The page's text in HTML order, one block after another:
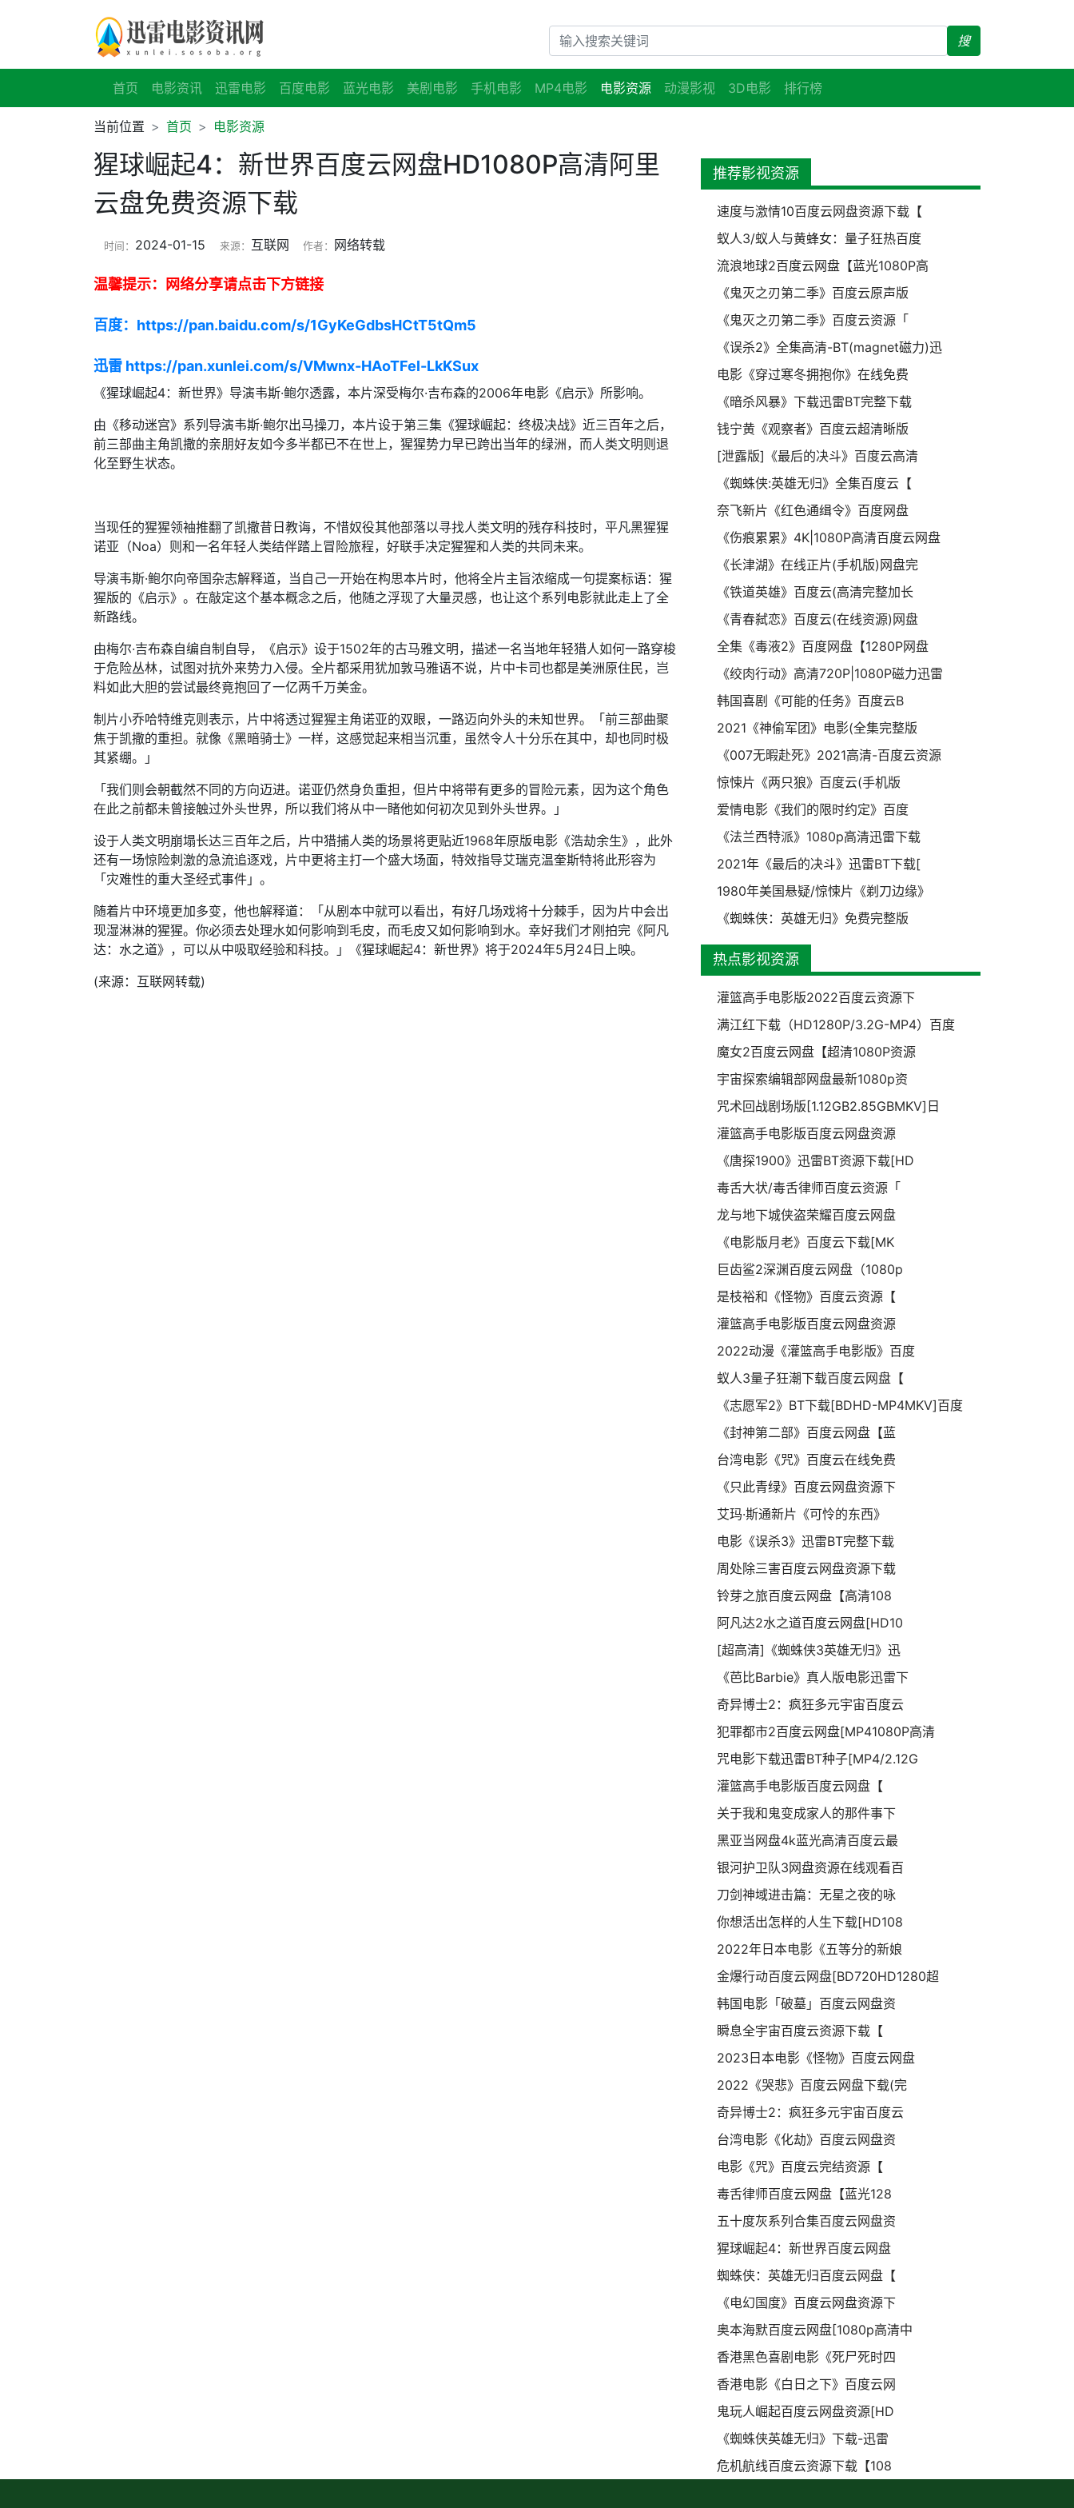
搜
首页 电影资讯 迅雷电影 百度电影 蓝光电影 美剧电影 手机电影 MP4电影 电影资源 动漫影视 3D电影 排行榜
当前位置 首页 电影资源
猩球崛起4：新世界百度云网盘HD1080P高清阿里
云盘免费资源下载
时间： 2024-01-15 来源： 互联网 作者： 网络转载
温馨提示：网络分享请点击下方链接
百度：https://pan.baidu.com/s/1GyKeGdbsHCtT5tQm5
迅雷 https://pan.xunlei.com/s/VMwnx-HAoTFel-LkKSux
《猩球崛起4：新世界》导演韦斯·鲍尔透露，本片深受梅尔·吉布森的2006年电影《启示》所影响。
由《移动迷宫》系列导演韦斯·鲍尔出马操刀，本片设于第三集《猩球崛起：终极决战》近三百年之后，
前三部曲主角凯撒的亲朋好友如今多半都已不在世上，猩猩势力早已跨出当年的绿洲，而人类文明则退
化至野生状态。
当现任的猩猩领袖推翻了凯撒昔日教诲，不惜奴役其他部落以寻找人类文明的残存科技时，平凡黑猩猩
诺亚（Noa）则和一名年轻人类结伴踏上冒险旅程，好联手决定猩猩和人类的共同未来。
导演韦斯·鲍尔向帝国杂志解释道，当自己一开始在构思本片时，他将全片主旨浓缩成一句提案标语：猩
猩版的《启示》。在敲定这个基本概念之后，他随之浮现了大量灵感，也让这个系列电影就此走上了全
新路线。
由梅尔·吉布森自编自制自导，《启示》设于1502年的古马雅文明，描述一名当地年轻猎人如何一路穿梭
于危险丛林，试图对抗外来势力入侵。全片都采用犹加敦马雅语不说，片中卡司也都是美洲原住民，岂
料如此大胆的尝试最终竟抱回了一亿两千万美金。
制片小乔哈特维克则表示，片中将透过猩猩主角诺亚的双眼，一路迈向外头的未知世界。「前三部曲聚
焦于凯撒的重担。就像《黑暗骑士》一样，这感觉起来相当沉重，虽然令人十分乐在其中，却也同时极
其紧绷。」
「我们则会朝截然不同的方向迈进。诺亚仍然身负重担，但片中将带有更多的冒险元素，因为这个角色
在此之前都未曾接触过外头世界，所以我们将从中一睹他如何初次见到外头世界。」
设于人类文明崩塌长达三百年之后，片中猎捕人类的场景将更贴近1968年原版电影《浩劫余生》，此外
还有一场惊险刺激的急流追逐戏，片中更将主打一个盛大场面，特效指导艾瑞克温奎斯特将此形容为
「灾难性的重大圣经式事件」。
随着片中环境更加多变，他也解释道：「从剧本中就可以看出，有好几场戏将十分棘手，因为片中会出
现湿淋淋的猩猩。你必须去处理水如何影响到毛皮，而毛皮又如何影响到水。幸好我们才刚拍完《阿凡
达：水之道》，可以从中吸取经验和科技。」《猩球崛起4：新世界》将于2024年5月24日上映。
(来源：互联网转载)
推荐影视资源
速度与激情10百度云网盘资源下载【
蚁人3/蚁人与黄蜂女：量子狂热百度
流浪地球2百度云网盘【蓝光1080P高
《鬼灭之刃第二季》百度云原声版
《鬼灭之刃第二季》百度云资源「
《误杀2》全集高清-BT(magnet磁力)迅
电影《穿过寒冬拥抱你》在线免费
《暗杀风暴》下载迅雷BT完整下载
钱宁黄《观察者》百度云超清晰版
[泄露版]《最后的决斗》百度云高清
《蜘蛛侠:英雄无归》全集百度云【
奈飞新片《红色通缉令》百度网盘
《伤痕累累》4K|1080P高清百度云网盘
《长津湖》在线正片(手机版)网盘完
《铁道英雄》百度云(高清完整加长
《青春弑恋》百度云(在线资源)网盘
全集《毒液2》百度网盘【1280P网盘
《绞肉行动》高清720P|1080P磁力迅雷
韩国喜剧《可能的任务》百度云B
2021《神偷军团》电影(全集完整版
《007无暇赴死》2021高清-百度云资源
惊悚片《两只狼》百度云(手机版
爱情电影《我们的限时约定》百度
《法兰西特派》1080p高清迅雷下载
2021年《最后的决斗》迅雷BT下载[
1980年美国悬疑/惊悚片《剃刀边缘》
《蜘蛛侠：英雄无归》免费完整版
热点影视资源
灌篮高手电影版2022百度云资源下
满江红下载（HD1280P/3.2G-MP4）百度
魔女2百度云网盘【超清1080P资源
宇宙探索编辑部网盘最新1080p资
咒术回战剧场版[1.12GB2.85GBMKV]日
灌篮高手电影版百度云网盘资源
《唐探1900》迅雷BT资源下载[HD
毒舌大状/毒舌律师百度云资源「
龙与地下城侠盗荣耀百度云网盘
《电影版月老》百度云下载[MK
巨齿鲨2深渊百度云网盘（1080p
是枝裕和《怪物》百度云资源【
灌篮高手电影版百度云网盘资源
2022动漫《灌篮高手电影版》百度
蚁人3量子狂潮下载百度云网盘【
《志愿军2》BT下载[BDHD-MP4MKV]百度
《封神第二部》百度云网盘【蓝
台湾电影《咒》百度云在线免费
《只此青绿》百度云网盘资源下
艾玛·斯通新片《可怜的东西》
电影《误杀3》迅雷BT完整下载
周处除三害百度云网盘资源下载
铃芽之旅百度云网盘【高清108
阿凡达2水之道百度云网盘[HD10
[超高清]《蜘蛛侠3英雄无归》迅
《芭比Barbie》真人版电影迅雷下
奇异博士2：疯狂多元宇宙百度云
犯罪都市2百度云网盘[MP41080P高清
咒电影下载迅雷BT种子[MP4/2.12G
灌篮高手电影版百度云网盘【
关于我和鬼变成家人的那件事下
黑亚当网盘4k蓝光高清百度云最
银河护卫队3网盘资源在线观看百
刀剑神域进击篇：无星之夜的咏
你想活出怎样的人生下载[HD108
2022年日本电影《五等分的新娘
金爆行动百度云网盘[BD720HD1280超
韩国电影「破墓」百度云网盘资
瞬息全宇宙百度云资源下载【
2023日本电影《怪物》百度云网盘
2022《哭悲》百度云网盘下载(完
奇异博士2：疯狂多元宇宙百度云
台湾电影《化劫》百度云网盘资
电影《咒》百度云完结资源【
毒舌律师百度云网盘【蓝光128
五十度灰系列合集百度云网盘资
猩球崛起4：新世界百度云网盘
蜘蛛侠：英雄无归百度云网盘【
《电幻国度》百度云网盘资源下
奥本海默百度云网盘[1080p高清中
香港黑色喜剧电影《死尸死时四
香港电影《白日之下》百度云网
鬼玩人崛起百度云网盘资源[HD
《蜘蛛侠英雄无归》下载-迅雷
危机航线百度云资源下载【108